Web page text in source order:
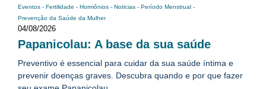
Eventos - Fertilidade - Hormônios - Noticias - Período Menstrual -
Prevenção da Saúde da Mulher
04/08/2026
Papanicolau: A base da sua saúde
Preventivo é essencial para cuidar da sua saúde íntima e
prevenir doenças graves. Descubra quando e por que fazer